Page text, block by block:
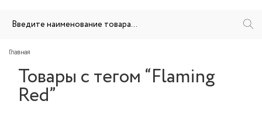
Главная
Товары с тегом “Flaming
Red”